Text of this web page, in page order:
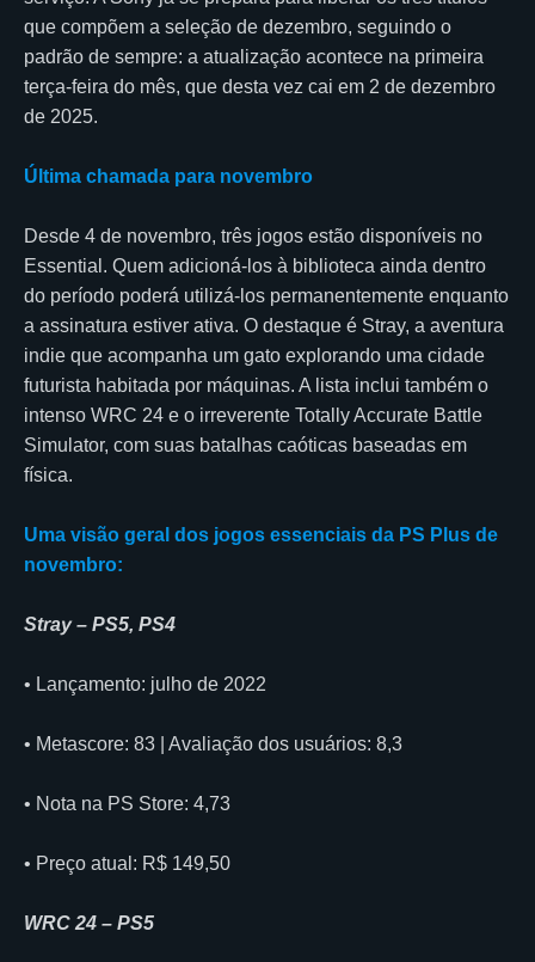
que compõem a seleção de dezembro, seguindo o
padrão de sempre: a atualização acontece na primeira
terça-feira do mês, que desta vez cai em 2 de dezembro
de 2025.
Última chamada para novembro
Desde 4 de novembro, três jogos estão disponíveis no
Essential. Quem adicioná-los à biblioteca ainda dentro
do período poderá utilizá-los permanentemente enquanto
a assinatura estiver ativa. O destaque é Stray, a aventura
indie que acompanha um gato explorando uma cidade
futurista habitada por máquinas. A lista inclui também o
intenso WRC 24 e o irreverente Totally Accurate Battle
Simulator, com suas batalhas caóticas baseadas em
física.
Uma visão geral dos jogos essenciais da PS Plus de
novembro:
Stray – PS5, PS4
• Lançamento: julho de 2022
• Metascore: 83 | Avaliação dos usuários: 8,3
• Nota na PS Store: 4,73
• Preço atual: R$ 149,50
WRC 24 – PS5